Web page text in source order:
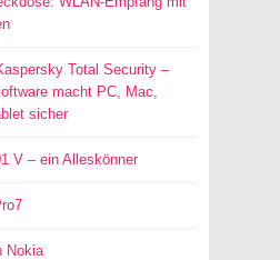
Total Security –
macht PC, Mac,
sicher
V – ein Alleskönner
Nokia